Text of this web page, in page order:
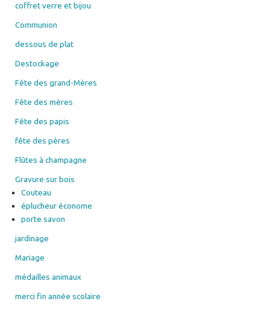
coffret verre et bijou
Communion
dessous de plat
Destockage
Fête des grand-Mères
Fête des mères
Fête des papis
fête des pères
Flûtes à champagne
Gravure sur bois
Couteau
éplucheur économe
porte savon
jardinage
Mariage
médailles animaux
merci fin année scolaire